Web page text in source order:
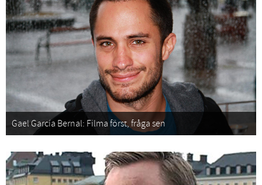
Gael García Bernal: Filma först, fråga sen